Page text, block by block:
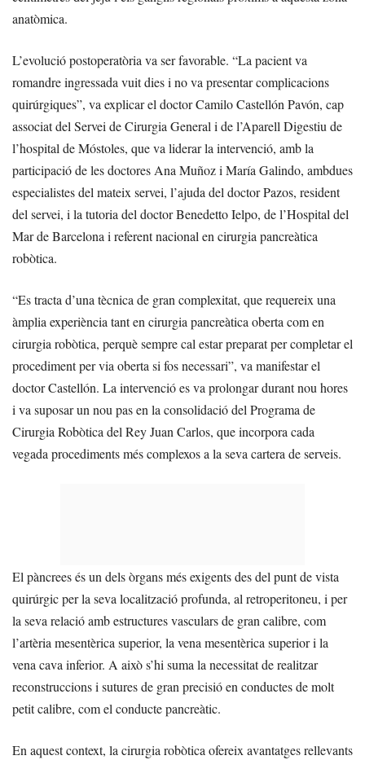
anatòmica.
L’evolució postoperatòria va ser favorable. “La pacient va
romandre ingressada vuit dies i no va presentar complicacions
quirúrgiques”, va explicar el doctor Camilo Castellón Pavón, cap
associat del Servei de Cirurgia General i de l’Aparell Digestiu de
l’hospital de Móstoles, que va liderar la intervenció, amb la
participació de les doctores Ana Muñoz i María Galindo, ambdues
especialistes del mateix servei, l’ajuda del doctor Pazos, resident
del servei, i la tutoria del doctor Benedetto Ielpo, de l’Hospital del
Mar de Barcelona i referent nacional en cirurgia pancreàtica
robòtica.
“Es tracta d’una tècnica de gran complexitat, que requereix una
àmplia experiència tant en cirurgia pancreàtica oberta com en
cirurgia robòtica, perquè sempre cal estar preparat per completar el
procediment per via oberta si fos necessari”, va manifestar el
doctor Castellón. La intervenció es va prolongar durant nou hores
i va suposar un nou pas en la consolidació del Programa de
Cirurgia Robòtica del Rey Juan Carlos, que incorpora cada
vegada procediments més complexos a la seva cartera de serveis.
El pàncrees és un dels òrgans més exigents des del punt de vista
quirúrgic per la seva localització profunda, al retroperitoneu, i per
la seva relació amb estructures vasculars de gran calibre, com
l’artèria mesentèrica superior, la vena mesentèrica superior i la
vena cava inferior. A això s’hi suma la necessitat de realitzar
reconstruccions i sutures de gran precisió en conductes de molt
petit calibre, com el conducte pancreàtic.
En aquest context, la cirurgia robòtica ofereix avantatges rellevants